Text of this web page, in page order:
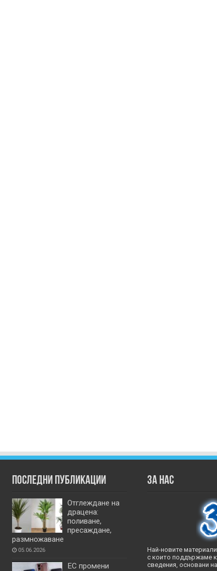
Последни публикации
Отглеждане на
драцена:
поливане,
пресаждане,
размножаване
05.06.2026
ЕС промени
За нас
Най-новите
с които поддържаме
сведения, основани